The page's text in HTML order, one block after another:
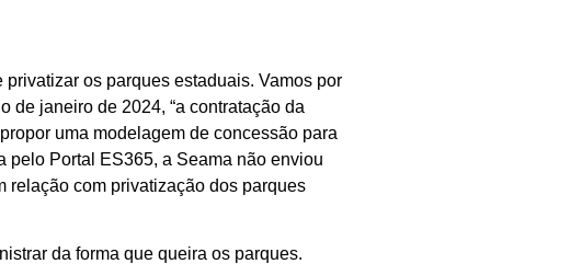
os parques estaduais. Vamos por
de janeiro de 2024, “a contratação da
uma modelagem de concessão para
pelo Portal ES365, a Seama não enviou
relação com privatização dos parques
da forma que queira os parques.